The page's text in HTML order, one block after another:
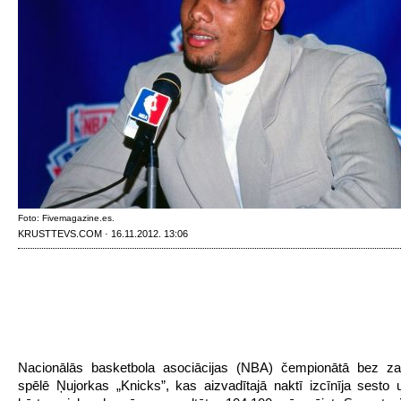
Foto: Fivemagazine.es.
KRUSTTEVS.COM · 16.11.2012. 13:06
Nacionālās basketbola asociācijas (NBA) čempionātā bez
spēlē Ņujorkas „Knicks”, kas aizvadītajā naktī izcīnīja sesto